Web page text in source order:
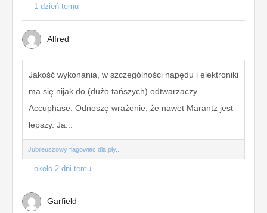
1 dzień temu
Alfred
Jakość wykonania, w szczególności napędu i elektroniki
ma się nijak do (dużo tańszych) odtwarzaczy
Accuphase. Odnoszę wrażenie, że nawet Marantz jest
lepszy. Ja...
Jubileuszowy flagowiec dla pły...
około 2 dni temu
Garfield